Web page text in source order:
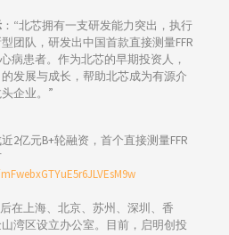
：“北芯拥有一支研发能力突出，执行
团队，研发出中国首款直接测量FFR
病患者。作为北芯的早期投资人，
发展与成长，帮助北芯成为有源介
企业。”
2亿元B+轮融资，首个直接测量FFR
在上海、北京、苏州、深圳、香
湾区设立办公室。目前，启明创投